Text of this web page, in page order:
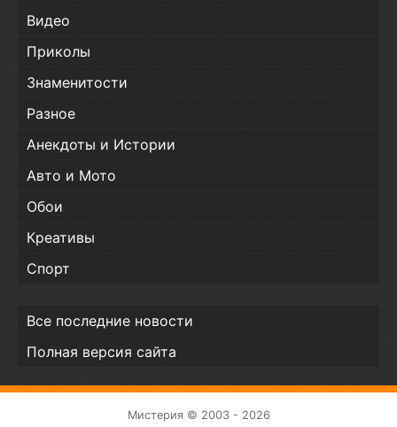
Видео
Приколы
Знаменитости
Разное
Анекдоты и Истории
Авто и Мото
Обои
Креативы
Спорт
Все последние новости
Полная версия сайта
Мистерия © 2003 - 2026